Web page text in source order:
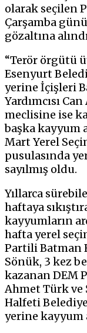
olarak seçilen
Çarşamba
gözaltına
“Terör örgütü
Esenyurt
yerine İçişleri
Yardımcısı
meclisine ise
başka kayyum
Mart Yerel
pusulasında
sayılmış oldu.
Yıllarca
haftaya
kayyumların
hafta yerel
Partili Batman
Sönük, 3 kez
kazanan DEM
Ahmet Türk ve
Halfeti
yerine kayyum